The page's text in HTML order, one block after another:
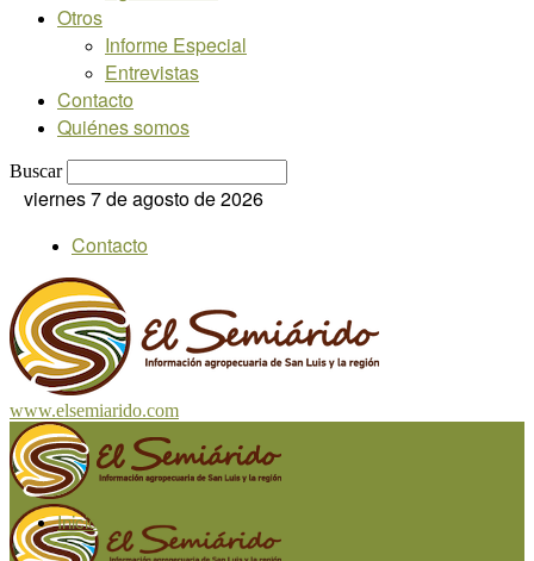
Otros
Informe Especial
Entrevistas
Contacto
Quiénes somos
Buscar
viernes 7 de agosto de 2026
Contacto
www.elsemiarido.com
Inicio